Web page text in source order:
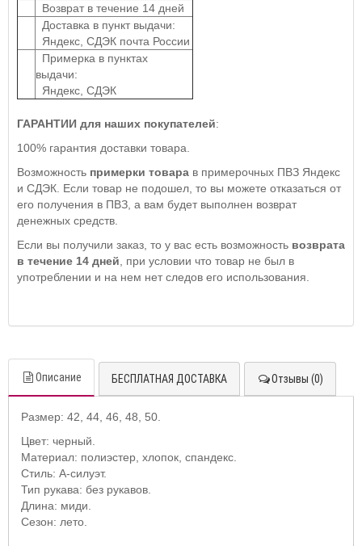
Возврат в течение 14 дней
Доставка в пункт выдачи:
Яндекс, СДЭК почта России
Примерка в пунктах
выдачи:
Яндекс, СДЭК
ГАРАНТИИ для наших покупателей:
100% гарантия доставки товара.
Возможность примерки товара в примерочных ПВЗ Яндекс
и СДЭК. Если товар не подошел, то вы можете отказаться от
его получения в ПВЗ, а вам будет выполнен возврат
денежных средств.
Если вы получили заказ, то у вас есть возможность возврата
в течение 14 дней , при условии что товар не был в
употреблении и на нем нет следов его использования.
Описание БЕСПЛАТНАЯ ДОСТАВКА Отзывы (0)
Размер: 42, 44, 46, 48, 50.
Цвет: черный.
Материал: полиэстер, хлопок, спандекс.
Стиль: А-силуэт.
Тип рукава: без рукавов.
Длина: миди.
Сезон: лето.